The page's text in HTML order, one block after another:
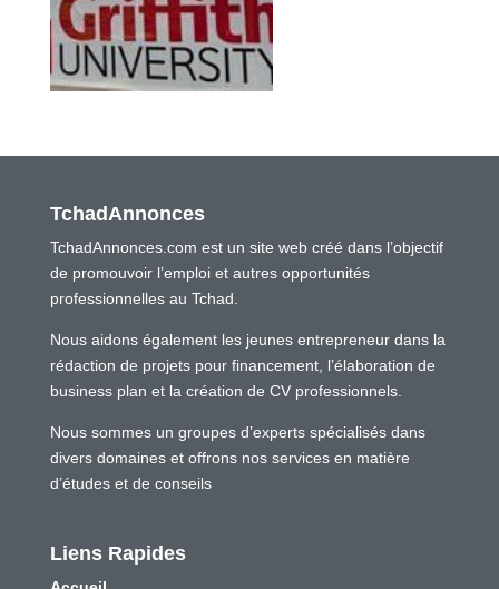
TchadAnnonces
TchadAnnonces.com est un site web créé dans l’objectif
de promouvoir l’emploi et autres opportunités
professionnelles au Tchad.
Nous aidons également les jeunes entrepreneur dans la
rédaction de projets pour financement, l’élaboration de
business plan et la création de CV professionnels.
Nous sommes un groupes d’experts spécialisés dans
divers domaines et offrons nos services en matière
d’études et de conseils
Liens Rapides